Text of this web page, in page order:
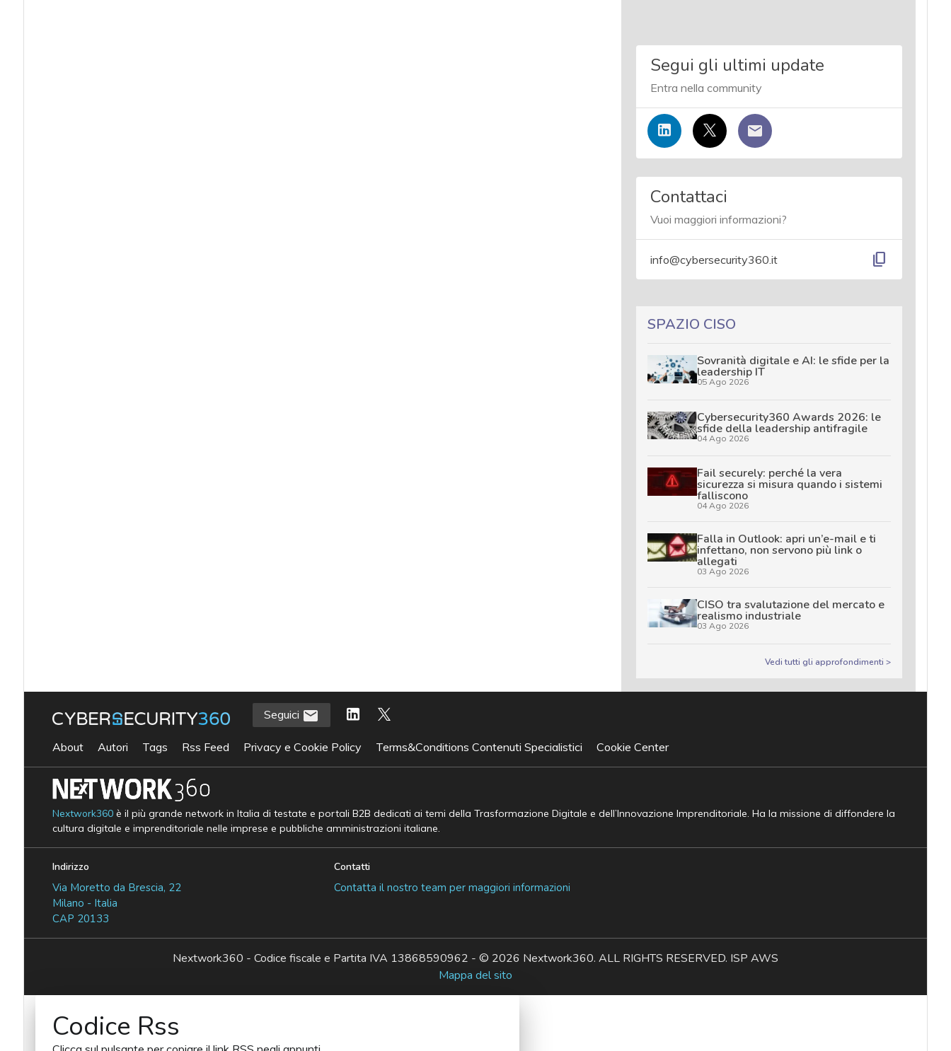
Segui gli ultimi update
Entra nella community
Contattaci
Vuoi maggiori informazioni?
info@cybersecurity360.it content_copy
SPAZIO CISO
Sovranità digitale e AI: le sfide per la
leadership IT
05 Ago 2026
Cybersecurity360 Awards 2026: le
sfide della leadership antifragile
04 Ago 2026
Fail securely: perché la vera
sicurezza si misura quando i sistemi
falliscono
04 Ago 2026
Falla in Outlook: apri un’e-mail e ti
infettano, non servono più link o
allegati
03 Ago 2026
CISO tra svalutazione del mercato e
realismo industriale
03 Ago 2026
Vedi tutti gli approfondimenti >
Seguici
About Autori Tags Rss Feed Privacy e Cookie Policy Terms&Conditions Contenuti Specialistici Cookie Center
Nextwork360è il più grande network in Italia di testate e portali B2B dedicati ai temi della Trasformazione Digitale e dell’Innovazione Imprenditoriale. Ha la missione di diffondere la
cultura digitale e imprenditoriale nelle imprese e pubbliche amministrazioni italiane.
Indirizzo
Via Moretto da Brescia, 22
Milano - Italia
CAP 20133
Contatti
Contatta il nostro team per maggiori informazioni
Nextwork360 - Codice fiscale e Partita IVA 13868590962 - © 2026 Nextwork360. ALL RIGHTS RESERVED. ISP AWS
Mappa del sito
Codice Rss